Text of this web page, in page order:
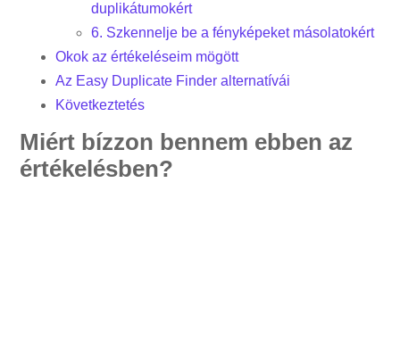
duplikátumokért
6. Szkennelje be a fényképeket másolatokért
Okok az értékeléseim mögött
Az Easy Duplicate Finder alternatívái
Következtetés
Miért bízzon bennem ebben az
értékelésben?